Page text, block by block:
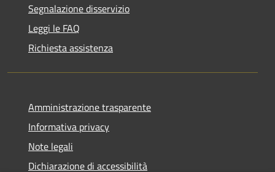
Segnalazione disservizio
Leggi le FAQ
Richiesta assistenza
Amministrazione trasparente
Informativa privacy
Note legali
Dichiarazione di accessibilità